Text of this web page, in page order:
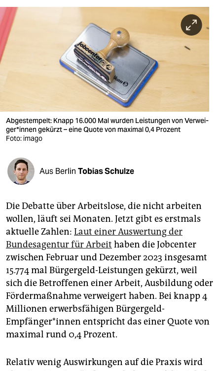
sport
berlin
nord
verlag
veranstaltungen
fragen & hilfe
abo
genossenschaft
epaper login
Abgestempelt: Knapp 16.000 Mal wurden Leistungen von Ver­wei­
ge­r*in­nen gekürzt – eine Quote von maximal 0,4 Prozent
Foto: imago
Aus Berlin Tobias Schulze
Die Debatte über Arbeitslose, die nicht arbeiten
wollen, läuft sei Monaten. Jetzt gibt es erstmals
aktuelle Zahlen: Laut einer Auswertung der
Bundesagentur für Arbeit haben die Jobcenter
zwischen Februar und Dezember 2023 insgesamt
15.774 mal Bürgergeld-Leistungen gekürzt, weil
sich die Betroffenen einer Arbeit, Ausbildung oder
Fördermaßnahme verweigert haben. Bei knapp 4
Millionen erwerbsfähigen Bürgergeld-
Empfänger*innen entspricht das einer Quote von
maximal rund 0,4 Prozent.
Relativ wenig Auswirkungen auf die Praxis wird